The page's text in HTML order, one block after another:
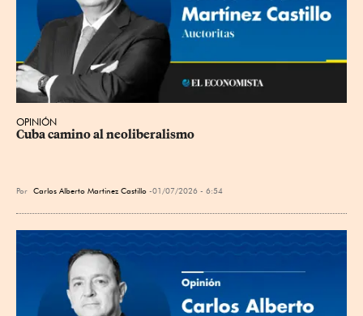
OPINIÓN
Cuba camino al neoliberalismo
Por Carlos Alberto Martinez Castillo 01/07/2026 - 6:54